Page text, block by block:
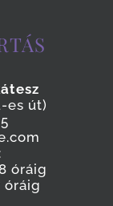
es út)
óráig
óráig